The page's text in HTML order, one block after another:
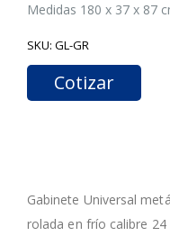
Medidas 180 x 37 x 87
SKU: GL-GR
Cotizar
Gabinete Universal
rolada en frío calibre 24